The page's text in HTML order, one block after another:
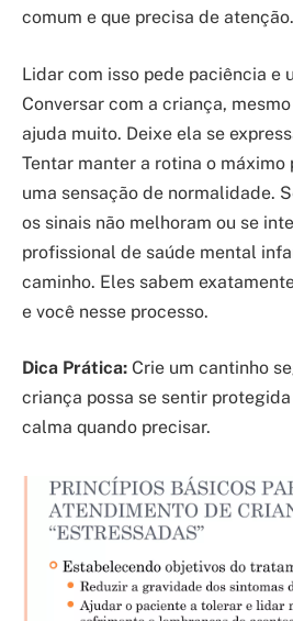
comum e que precisa de atenção.
Lidar com isso pede paciência e
Conversar com a criança,
ajuda muito. Deixe ela se
Tentar manter a rotina o
uma sensação de normalidade.
os sinais não melhoram ou se
profissional de saúde mental
caminho. Eles sabem
e você nesse processo.
Dica Prática: Crie um cantinho
criança possa se sentir
calma quando precisar.